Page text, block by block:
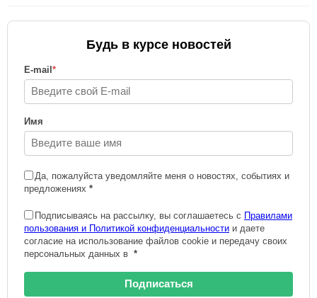
Будь в курсе новостей
E-mail*
Имя
Да, пожалуйста уведомляйте меня о новостях, событиях и
предложениях *
Подписываясь на рассылку, вы соглашаетесь с Правилами
пользования и Политикой конфиденциальности и даете
согласие на использование файлов cookie и передачу своих
персональных данных в *
Подписаться